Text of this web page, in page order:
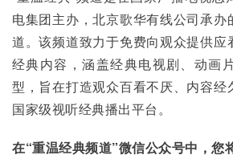
电集团主办，北京歌华有线公司承办
道。该频道致力于免费向观众提供应
经典内容，涵盖经典电视剧、动画
型，旨在打造观众百看不厌、内容经
国家级视听经典播出平台。
在“重温经典频道”微信公众号中，您